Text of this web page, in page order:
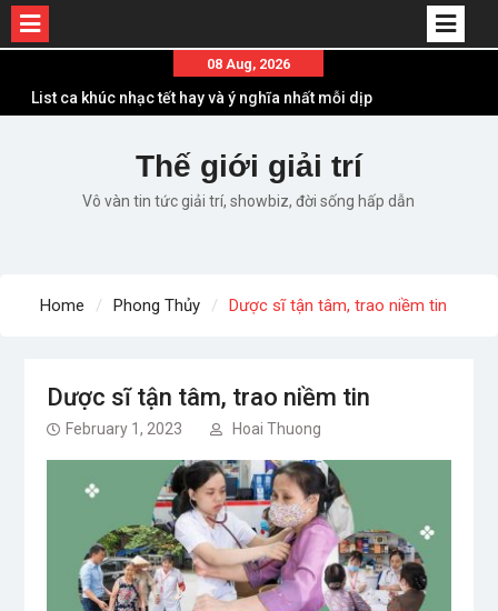
content
08 Aug, 2026
List ca khúc nhạc tết hay và ý nghĩa nhất mỗi dịp
Em ơi lên phố – Minh Vương: Màn comeback
“ngoạn mục” với triệu view
Những ca khúc nhạc xuân “sặc mùi” quảng cáo
Lời bài hát Chúng Ta của Hiện Tại – Sơn Tùng M-
Thế giới giải trí
Vô vàn tin tức giải trí, showbiz, đời sống hấp dẫn
Home Phong Thủy Dược sĩ tận tâm, trao niềm tin
Dược sĩ tận tâm, trao niềm tin
February 1, 2023 Hoai Thuong